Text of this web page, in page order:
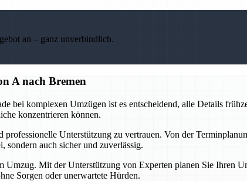
an – ganz unverbindlich.
A nach Bremen
bei komplexen Umzügen ist es entscheidend, alle Details
konzentrieren können.
Unterstützung zu vertrauen. Von der
auch sicher und zuverlässig.
Umzug. Mit der Unterstützung von Experten planen Sie Ihren
Sorgen oder unerwartete Hürden.